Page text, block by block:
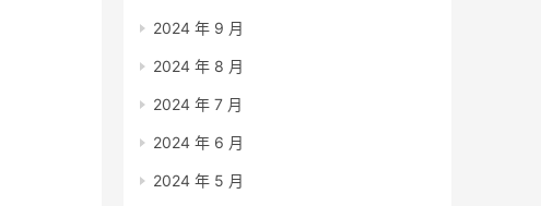
2024 年 9 月
2024 年 8 月
2024 年 7 月
2024 年 6 月
2024 年 5 月